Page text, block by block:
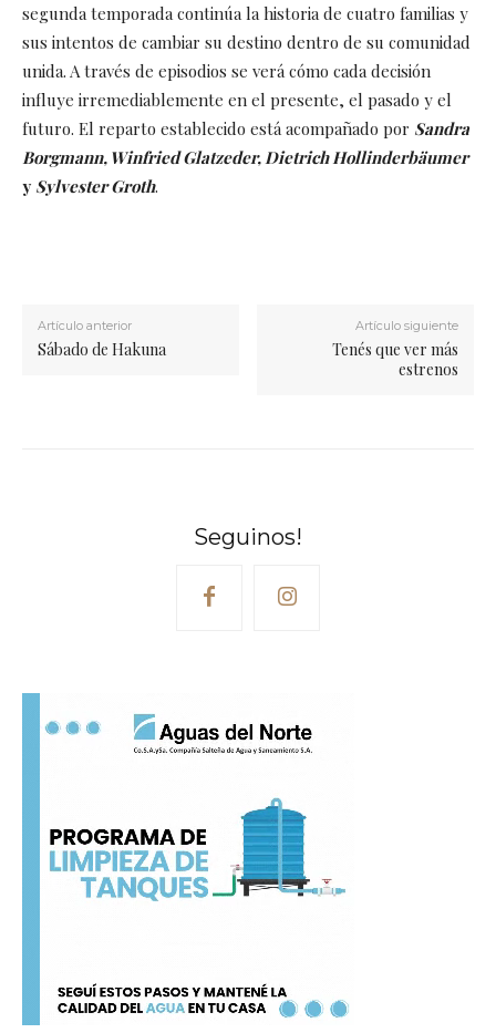
segunda temporada continúa la historia de cuatro familias y
sus intentos de cambiar su destino dentro de su comunidad
unida. A través de episodios se verá cómo cada decisión
influye irremediablemente en el presente, el pasado y el
futuro. El reparto establecido está acompañado por Sandra
Borgmann, Winfried Glatzeder, Dietrich Hollinderbäumer
y Sylvester Groth.
Artículo anterior
Sábado de Hakuna
Artículo siguiente
Tenés que ver más
estrenos
Seguinos!